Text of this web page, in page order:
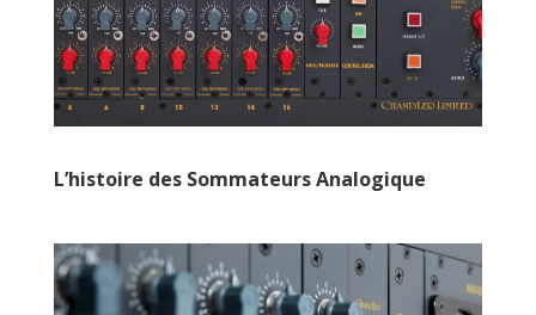
L’histoire des Sommateurs Analogique